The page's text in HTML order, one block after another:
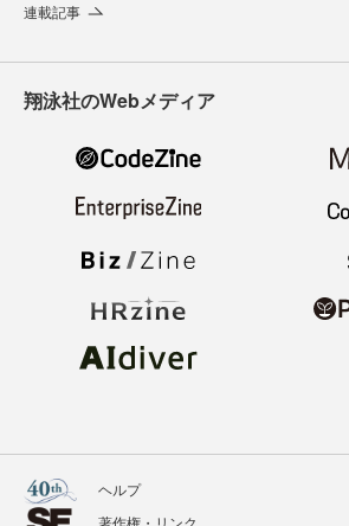
連載記事
翔泳社のWebメディア
ヘルプ